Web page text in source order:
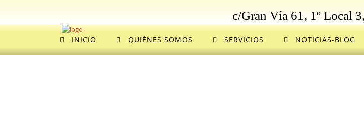
c/Gran Vía 61, 1º Local
INICIO QUIÉNES SOMOS SERVICIOS NOTICIAS-BLOG